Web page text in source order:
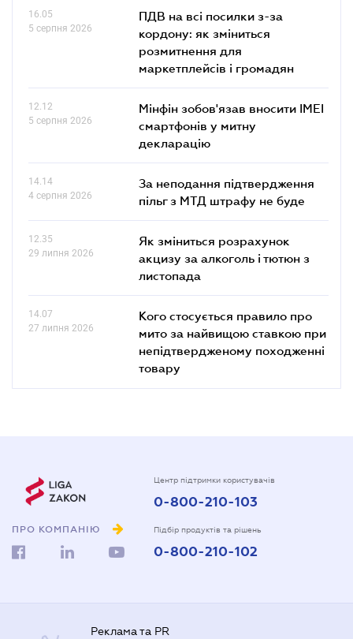
16.05
5 серпня 2026
ПДВ на всі посилки з-за
кордону: як зміниться
розмитнення для
маркетплейсів і громадян
12.12
5 серпня 2026
Мінфін зобов'язав вносити IMEI
смартфонів у митну
декларацію
14.14
4 серпня 2026
За неподання підтвердження
пільг з МТД штрафу не буде
12.35
29 липня 2026
Як зміниться розрахунок
акцизу за алкоголь і тютюн з
листопада
14.07
27 липня 2026
Кого стосується правило про
мито за найвищою ставкою при
непідтвердженому походженні
товару
ПРО КОМПАНІЮ
Центр підтримки користувачів
0-800-210-103
Підбір продуктів та рішень
0-800-210-102
Реклама та PR